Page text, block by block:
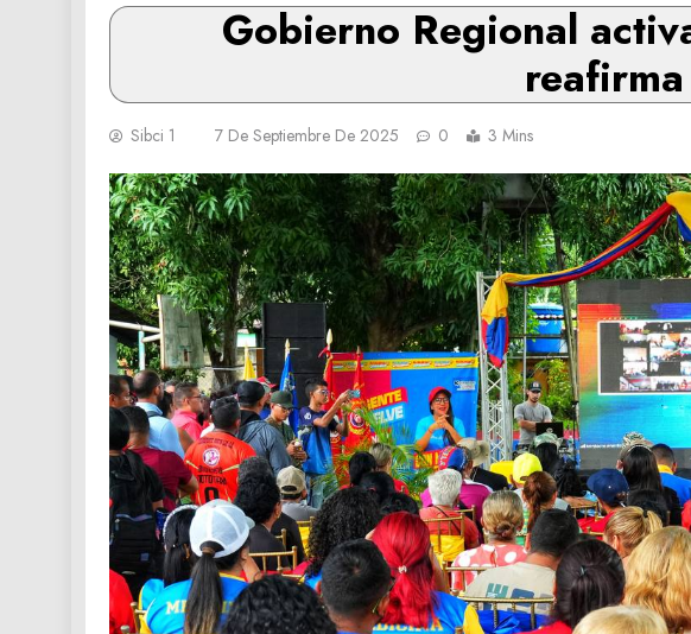
Gobierno Regional
Sibci 1 7 De Septiembre De 2025 0 3 Mins